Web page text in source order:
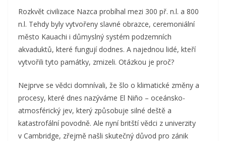
Rozkvět civilizace Nazca probíhal mezi 300 př. n.l. a 800
n.l. Tehdy byly vytvořeny slavné obrazce, ceremoniální
město Kauachi i důmyslný systém podzemních
akvaduktů, které fungují dodnes. A najednou lidé, kteří
vytvořili tyto památky, zmizeli. Otázkou je proč?
Nejprve se vědci domnívali, že šlo o klimatické změny a
procesy, které dnes nazýváme El Niño – oceánsko-
atmosférický jev, který způsobuje silné deště a
katastrofální povodně. Ale nyní britští vědci z univerzity
v Cambridge, zřejmě našli skutečný důvod pro zánik